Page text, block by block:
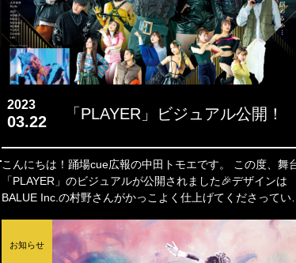
2023
03.22 「PLAYER」ビジュアル公開！
こんにちは！踊場cue広報の中田トモエです。 この度、舞台
「PLAYER」のビジュアルが公開されました🎉デザインは
BALUE Inc.の村野さんがかっこよく仕上げてくださってい
お知らせ